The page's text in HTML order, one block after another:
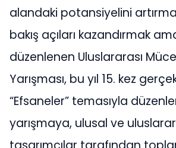
alandaki potansiyelini
bakış açıları kazandırmak
düzenlenen Uluslararası
Yarışması, bu yıl 15. kez
“Efsaneler” temasıyla
yarışmaya, ulusal ve